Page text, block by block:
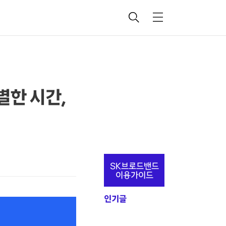
검
메
한 시간,
추
정
보
SK브로드밴드
이용가이드
인기글